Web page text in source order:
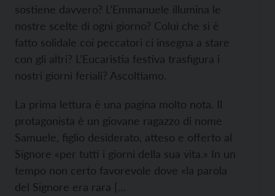
sostiene davvero? L’Emmanuele illumina le
nostre scelte di ogni giorno? Colui che si è
fatto solidale coi peccatori ci insegna a stare
con gli altri? L’Eucaristia festiva trasfigura i
nostri giorni feriali? Ascoltiamo.
La prima lettura è una pagina molto nota. Il
protagonista è un giovane ragazzo di nome
Samuele, figlio desiderato, atteso e offerto al
Signore «per tutti i giorni della sua vita.» In un
tempo non certo favorevole dove «la parola
del Signore era rara […